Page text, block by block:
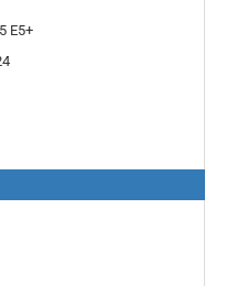
E5+